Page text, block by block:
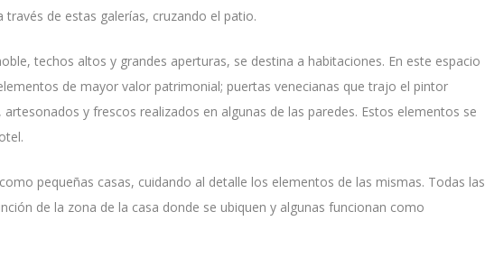
través de estas galerías, cruzando el patio.
techos altos y grandes aperturas, se destina a habitaciones. En este espacio
de mayor valor patrimonial; puertas venecianas que trajo el pintor
y frescos realizados en algunas de las paredes. Estos elementos se
pequeñas casas, cuidando al detalle los elementos de las mismas. Todas las
de la zona de la casa donde se ubiquen y algunas funcionan como